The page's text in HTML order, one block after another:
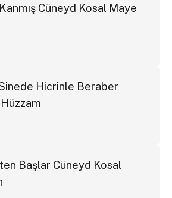
Cüneyd Kosal Maye
Sinede Hicrinle Beraber
Başlar Cüneyd Kosal